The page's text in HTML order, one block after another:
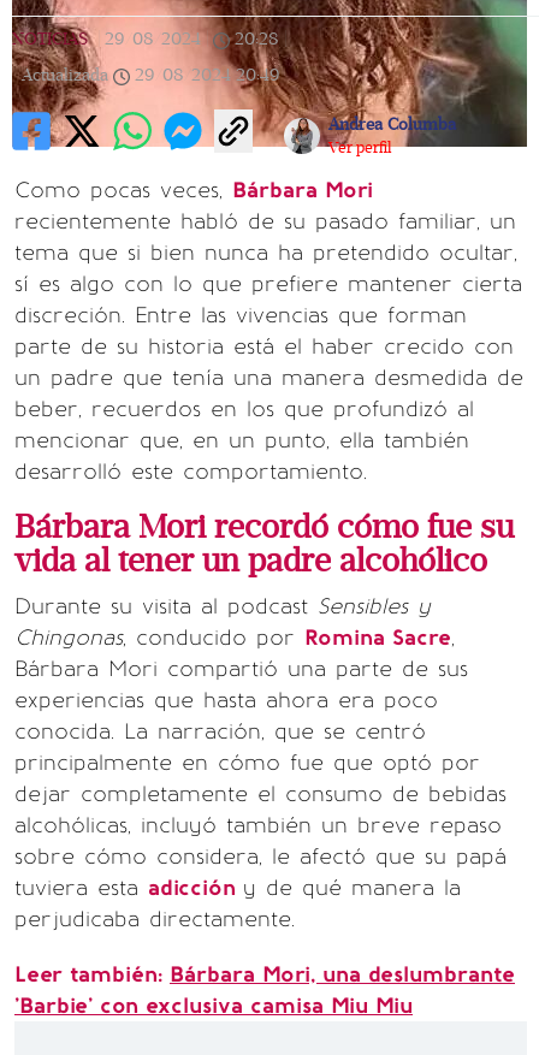
NOTICIAS 29/08/2024 | 20:28
Actualizada
29/08/2024 20:49
Andrea Columba
Ver perfil
Como pocas veces, Bárbara Mori
recientemente habló de su pasado familiar, un
tema que si bien nunca ha pretendido ocultar,
sí es algo con lo que prefiere mantener cierta
discreción. Entre las vivencias que forman
parte de su historia está el haber crecido con
un padre que tenía una manera desmedida de
beber, recuerdos en los que profundizó al
mencionar que, en un punto, ella también
desarrolló este comportamiento.
Bárbara Mori recordó cómo fue su
vida al tener un padre alcohólico
Durante su visita al podcast Sensibles y
Chingonas, conducido por Romina Sacre,
Bárbara Mori compartió una parte de sus
experiencias que hasta ahora era poco
conocida. La narración, que se centró
principalmente en cómo fue que optó por
dejar completamente el consumo de bebidas
alcohólicas, incluyó también un breve repaso
sobre cómo considera, le afectó que su papá
tuviera esta adicción y de qué manera la
perjudicaba directamente.
Leer también: Bárbara Mori, una deslumbrante
'Barbie' con exclusiva camisa Miu Miu